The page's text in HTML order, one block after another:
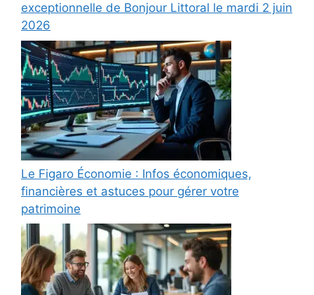
exceptionnelle de Bonjour Littoral le mardi 2 juin
2026
Le Figaro Économie : Infos économiques,
financières et astuces pour gérer votre
patrimoine